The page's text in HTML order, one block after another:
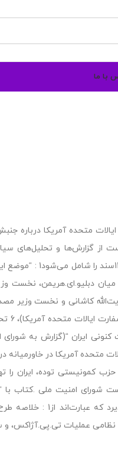
با ما
از گزارش‌ها و تحلیل‌های
مناسب از سوی
نشست شورای امنیت ملی